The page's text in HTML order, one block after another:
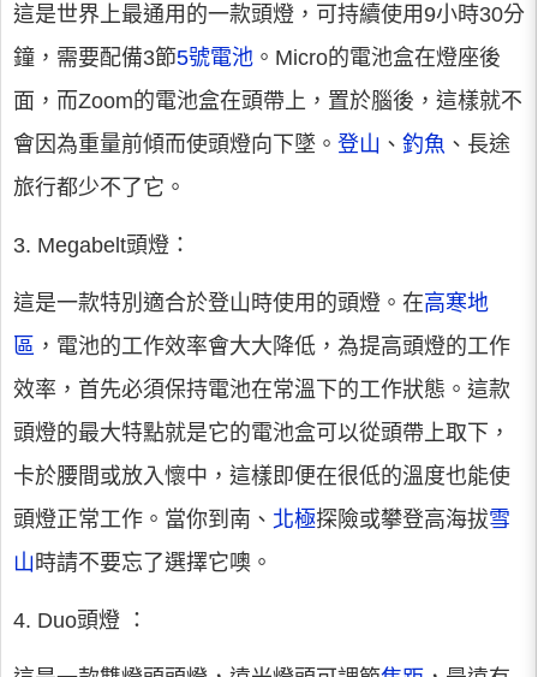
這是世界上最通用的一款頭燈，可持續使用9小時30分
鐘，需要配備3節5號電池 。Micro的電池盒在燈座後
面，而Zoom的電池盒在頭帶上，置於腦後，這樣就不
會因為重量前傾而使頭燈向下墜。 登山 、 釣魚 、長途
旅行都少不了它。
3. Megabelt頭燈：
這是一款特別適合於登山時使用的頭燈。在高寒地
區 ，電池的工作效率會大大降低，為提高頭燈的工作
效率，首先必須保持電池在常溫下的工作狀態。這款
頭燈的最大特點就是它的電池盒可以從頭帶上取下，
卡於腰間或放入懷中，這樣即便在很低的溫度也能使
頭燈正常工作。當你到南、 北極探險或攀登高海拔雪
山時請不要忘了選擇它噢。
4. Duo頭燈 ：